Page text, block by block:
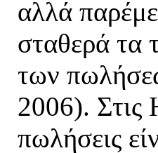
αλλά
σταθερά τα
των
2006). Στις
πωλήσεις